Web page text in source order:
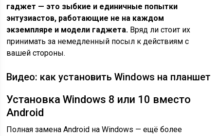
гаджет — это зыбкие и единичные попытки
энтузиастов, работающие не на каждом
экземпляре и модели гаджета. Вряд ли стоит их
принимать за немедленный посыл к действиям с
вашей стороны.
Видео: как установить Windows на планшет
Установка Windows 8 или 10 вместо
Android
Полная замена Android на Windows — ещё более